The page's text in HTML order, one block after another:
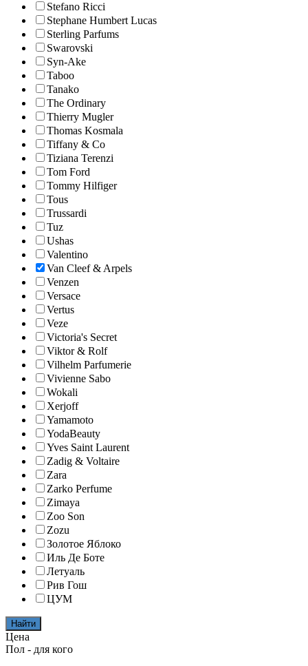
Stefano Ricci
Stephane Humbert Lucas
Sterling Parfums
Swarovski
Syn-Ake
Taboo
Tanako
The Ordinary
Thierry Mugler
Thomas Kosmala
Tiffany & Co
Tiziana Terenzi
Tom Ford
Tommy Hilfiger
Tous
Trussardi
Tuz
Ushas
Valentino
Van Cleef & Arpels
Venzen
Versace
Vertus
Veze
Victoria's Secret
Viktor & Rolf
Vilhelm Parfumerie
Vivienne Sabo
Wokali
Xerjoff
Yamamoto
YodaBeauty
Yves Saint Laurent
Zadig & Voltaire
Zara
Zarko Perfume
Zimaya
Zoo Son
Zozu
Золотое Яблоко
Иль Де Боте
Летуаль
Рив Гош
ЦУМ
Найти
Цена
Пол - для кого